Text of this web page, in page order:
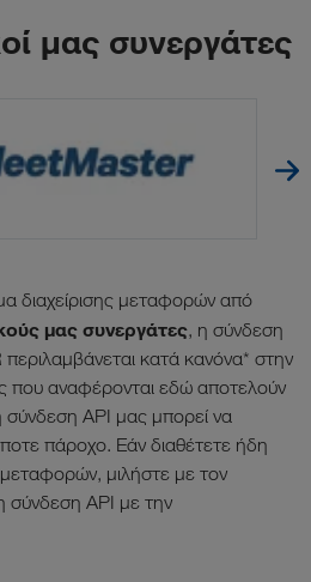
μας συνεργάτες
διαχείρισης μεταφορών από
μας συνεργάτες, η σύνδεση
κατά κανόνα* στην
που αναφέρονται εδώ αποτελούν
σύνδεση API μας μπορεί να
πάροχο. Εάν διαθέτετε ήδη
μιλήστε με τον
σύνδεση API με την